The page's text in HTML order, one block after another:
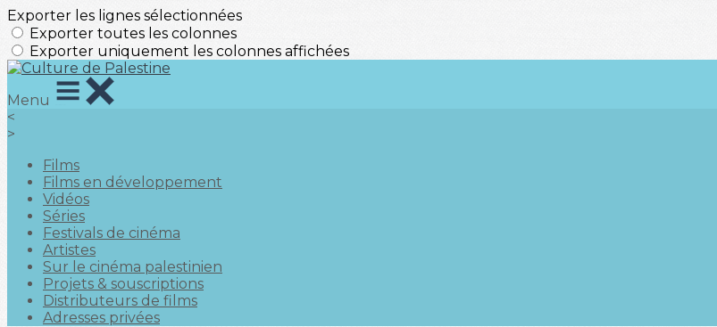
Exporter les lignes sélectionnées
Exporter toutes les colonnes
Exporter uniquement les colonnes affichées
Menu
<
>
Films
Films en développement
Vidéos
Séries
Festivals de cinéma
Artistes
Sur le cinéma palestinien
Projets & souscriptions
Distributeurs de films
Adresses privées